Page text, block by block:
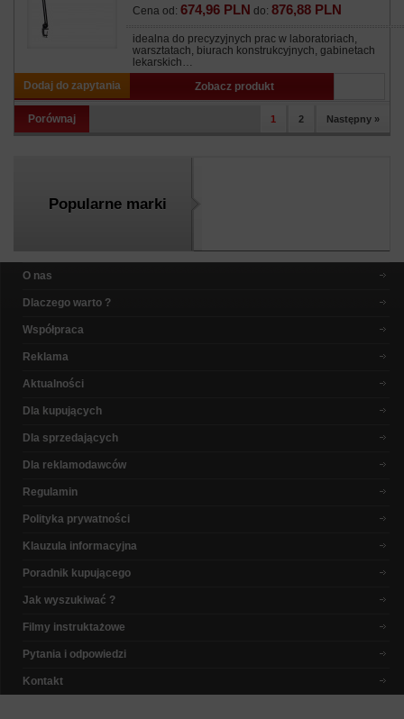
Cena od: 674,96 PLN do: 876,88 PLN
idealna do precyzyjnych prac w laboratoriach,
warsztatach, biurach konstrukcyjnych, gabinetach
lekarskich…
Dodaj do zapytania
Zobacz produkt
Porównaj 1 2 Następny »
Popularne marki
O nas
Dlaczego warto ?
Współpraca
Reklama
Aktualności
Dla kupujących
Dla sprzedających
Dla reklamodawców
Regulamin
Polityka prywatności
Klauzula informacyjna
Poradnik kupującego
Jak wyszukiwać ?
Filmy instruktażowe
Pytania i odpowiedzi
Kontakt